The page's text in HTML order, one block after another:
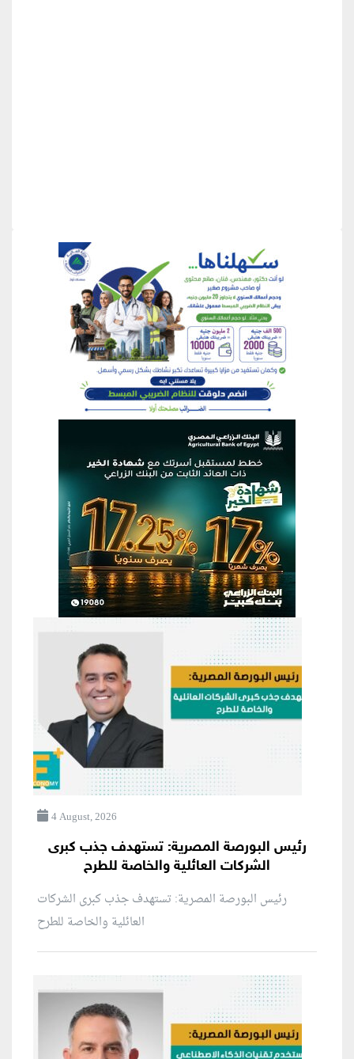
منطقة إعلانية
منطقة إعلانية
4 August, 2026
رئيس البورصة المصرية: تستهدف جذب كبرى
الشركات العائلية والخاصة للطرح
رئيس البورصة المصرية: تستهدف جذب كبرى الشركات
العائلية والخاصة للطرح